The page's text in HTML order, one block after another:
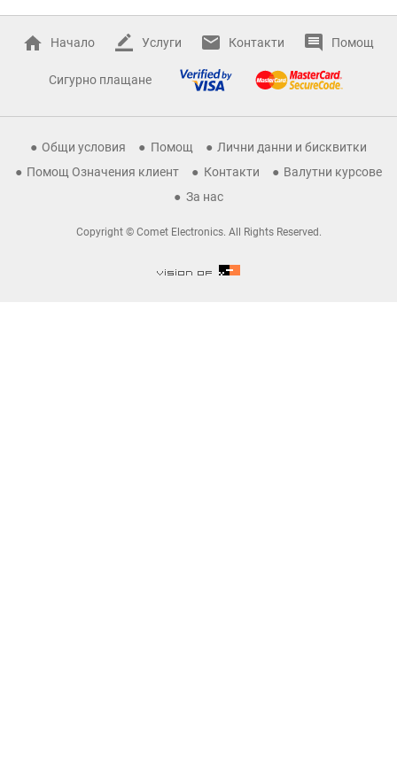
Начало Услуги Контакти Помощ
Сигурно плащане
Общи условия Помощ
Лични данни и бисквитки
Помощ Означения клиент
Контакти
Валутни курсове
За нас
Copyright © Comet Electronics. All Rights Reserved.